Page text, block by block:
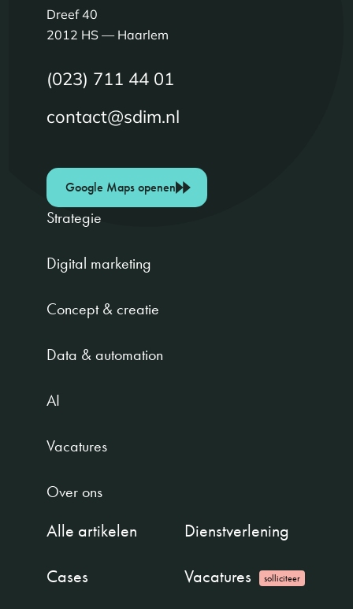
Dreef 40
2012 HS — Haarlem
(023) 711 44 01
contact@sdim.nl
Google Maps openen
Strategie
Digital marketing
Concept & creatie
Data & automation
AI
Vacatures
Over ons
Alle artikelen
Dienstverlening
Cases
Vacatures solliciteer